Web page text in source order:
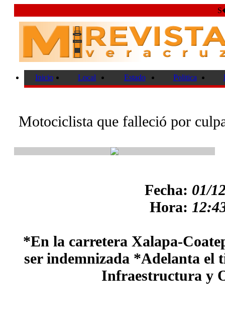
Inicio Local Estado Politica
Motociclista que falleció por
Fecha: 01/
Hora:
*En la carretera Xalapa-
ser indemnizada *Adelanta el
Infraestructura y